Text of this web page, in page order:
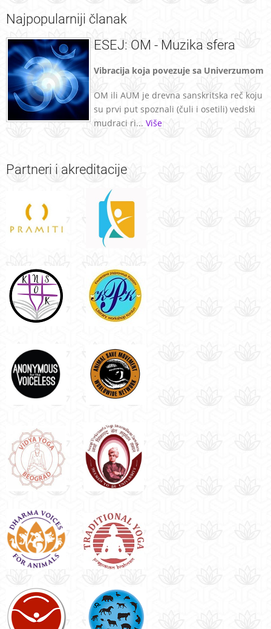
Najpopularniji članak
ESEJ: OM - Muzika sfera
Vibracija koja povezuje sa Univerzumom
OM ili AUM je drevna sanskritska reč koju
su prvi put spoznali (čuli i osetili) vedski
mudraci ri... Više
Partneri i akreditacije